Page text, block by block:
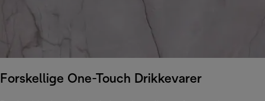
Forskellige One-Touch Drikkevarer